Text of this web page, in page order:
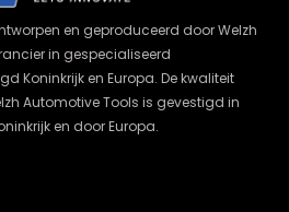
en geproduceerd door Welzh
in gespecialiseerd
Koninkrijk en Europa. De kwaliteit
Automotive Tools is gevestigd in
en door Europa.